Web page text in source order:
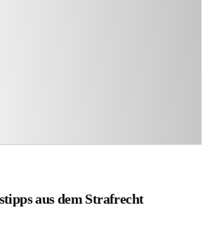
aus dem Strafrecht